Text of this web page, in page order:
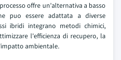
offre un'alternativa a basso
puo essere adattata a diverse
ibridi integrano metodi chimici,
l'efficienza di recupero, la
ambientale.